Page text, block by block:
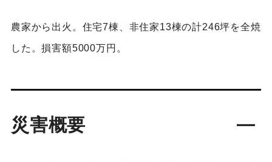
農家から出火。住宅7棟、非住家13棟の計246坪を全焼
した。損害額5000万円。
災害概要